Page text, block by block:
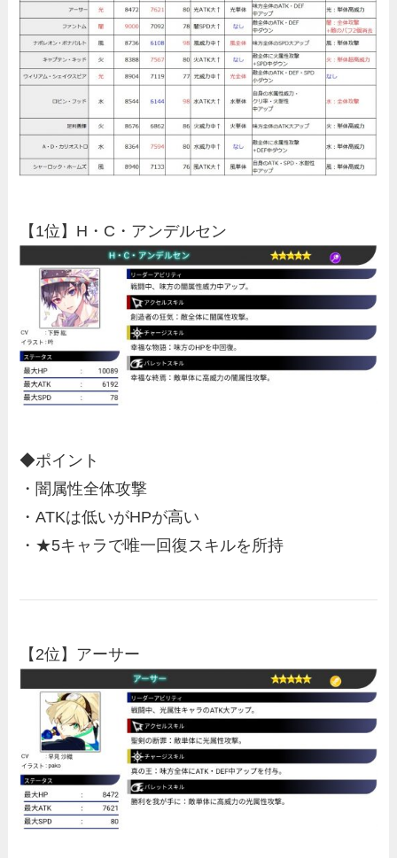
【1位】H・C・アンデルセン
◆ポイント
・闇属性全体攻撃
・ATKは低いがHPが高い
・★5キャラで唯一回復スキルを所持
【2位】アーサー